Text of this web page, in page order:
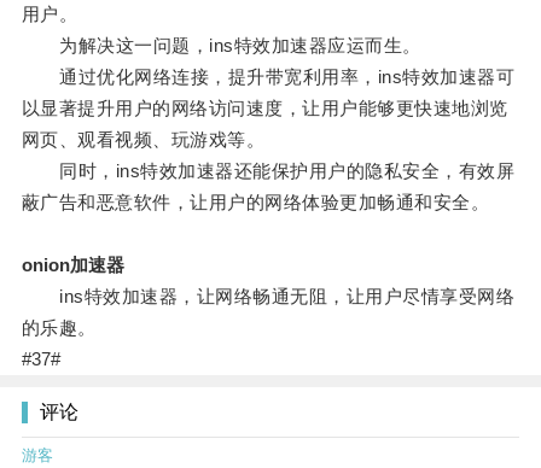
用户。
为解决这一问题，ins特效加速器应运而生。
通过优化网络连接，提升带宽利用率，ins特效加速器可
以显著提升用户的网络访问速度，让用户能够更快速地浏览
网页、观看视频、玩游戏等。
同时，ins特效加速器还能保护用户的隐私安全，有效屏
蔽广告和恶意软件，让用户的网络体验更加畅通和安全。
onion加速器
ins特效加速器，让网络畅通无阻，让用户尽情享受网络
的乐趣。
#37#
评论
游客